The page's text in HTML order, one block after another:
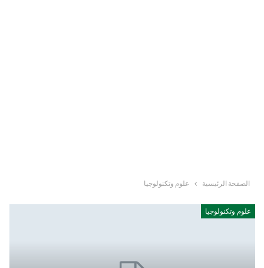
الصفحة الرئيسية علوم وتكنولوجيا
علوم وتكنولوجيا